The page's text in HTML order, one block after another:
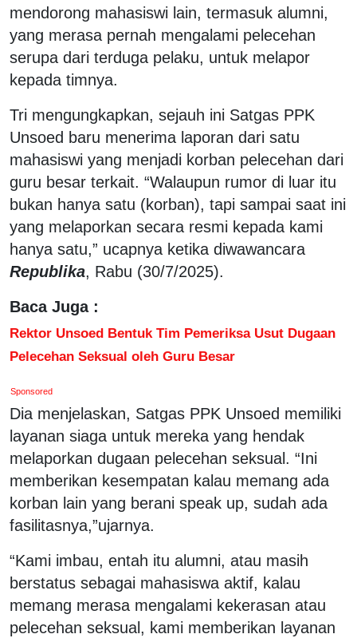
mendorong mahasiswi lain, termasuk alumni,
yang merasa pernah mengalami pelecehan
serupa dari terduga pelaku, untuk melapor
kepada timnya.
Tri mengungkapkan, sejauh ini Satgas PPK
Unsoed baru menerima laporan dari satu
mahasiswi yang menjadi korban pelecehan dari
guru besar terkait. “Walaupun rumor di luar itu
bukan hanya satu (korban), tapi sampai saat ini
yang melaporkan secara resmi kepada kami
hanya satu,” ucapnya ketika diwawancara
Republika, Rabu (30/7/2025).
Baca Juga :
Rektor Unsoed Bentuk Tim Pemeriksa Usut Dugaan
Pelecehan Seksual oleh Guru Besar
Sponsored
Dia menjelaskan, Satgas PPK Unsoed memiliki
layanan siaga untuk mereka yang hendak
melaporkan dugaan pelecehan seksual. “Ini
memberikan kesempatan kalau memang ada
korban lain yang berani speak up, sudah ada
fasilitasnya,”ujarnya.
“Kami imbau, entah itu alumni, atau masih
berstatus sebagai mahasiswa aktif, kalau
memang merasa mengalami kekerasan atau
pelecehan seksual, kami memberikan layanan